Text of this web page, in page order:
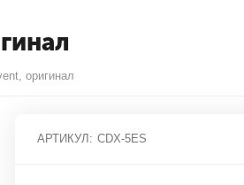
оригинал
АРТИКУЛ: CDX-5ES